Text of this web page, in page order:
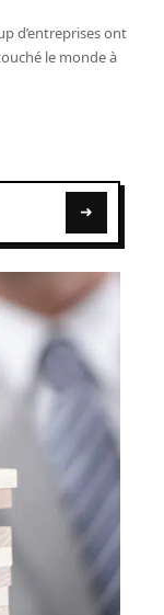
d’entreprises ont
le monde à